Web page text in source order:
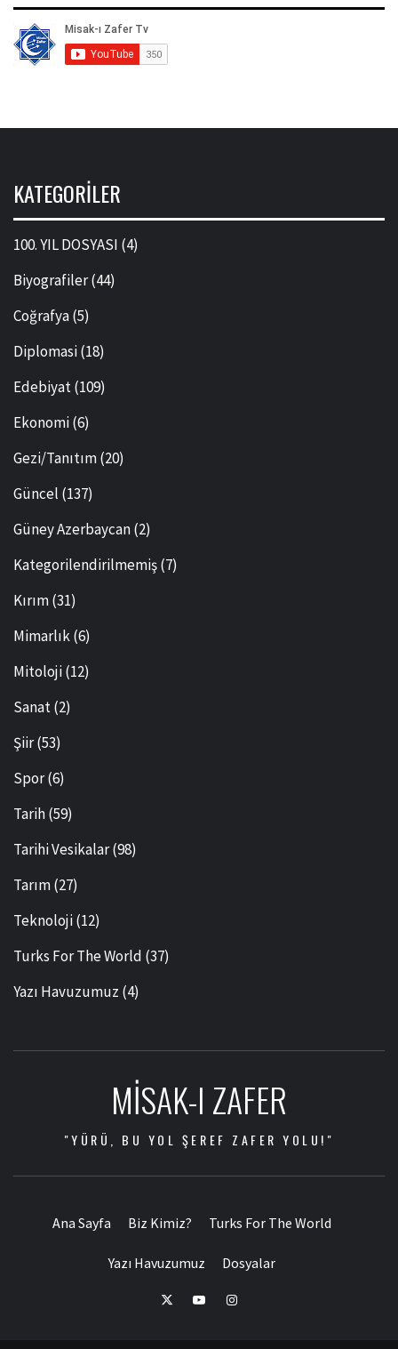
KATEGORILER
100. YIL DOSYASI (4)
Biyografiler(44)
Coğrafya(5)
Diplomasi(18)
Edebiyat(109)
Ekonomi(6)
Gezi/Tanıtım(20)
Güncel (137)
Güney Azerbaycan(2)
Kategorilendirilmemiş(7)
Kırım(31)
Mimarlık(6)
Mitoloji(12)
Sanat(2)
Şiir(53)
Spor(6)
Tarih(59)
Tarihi Vesikalar(98)
Tarım(27)
Teknoloji(12)
Turks For The World (37)
Yazı Havuzumuz (4)
MISAK-I ZAFER
"YÜRÜ, BU YOL ŞEREF ZAFER YOLU!"
Ana Sayfa Biz Kimiz? Turks For The World
Yazı Havuzumuz Dosyalar